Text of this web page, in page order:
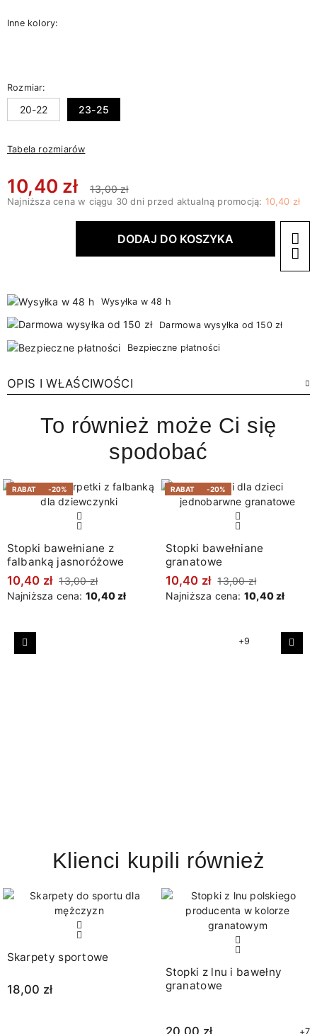
Inne kolory:
Rozmiar:
20-22 23-25
Tabela rozmiarów
10,40 zł 13,00 zł
Najniższa cena w ciągu 30 dni przed aktualną promocją: 10,40 zł
DODAJ DO KOSZYKA
Wysyłka w 48 h
Darmowa wysyłka od 150 zł
Bezpieczne płatności
OPIS I WŁAŚCIWOŚCI
To również może Ci się
spodobać
RABAT -20%
Stopki bawełniane z
falbanką jasnoróżowe
10,40 zł 13,00 zł
Najniższa cena: 10,40 zł
RABAT -20%
Stopki bawełniane
granatowe
10,40 zł 13,00 zł
Najniższa cena: 10,40 zł
+9
Poprzedni
Klienci kupili również
Skarpety sportowe
18,00 zł
Stopki z lnu i bawełny
granatowe
+7